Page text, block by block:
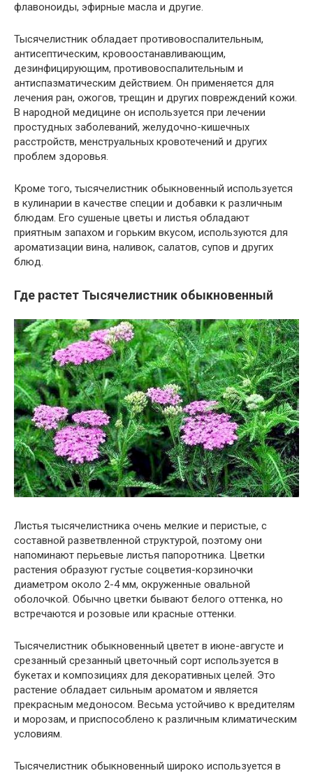
флавоноиды, эфирные масла и другие.
Тысячелистник обладает противовоспалительным,
антисептическим, кровоостанавливающим,
дезинфицирующим, противовоспалительным и
антиспазматическим действием. Он применяется для
лечения ран, ожогов, трещин и других повреждений кожи.
В народной медицине он используется при лечении
простудных заболеваний, желудочно-кишечных
расстройств, менструальных кровотечений и других
проблем здоровья.
Кроме того, тысячелистник обыкновенный используется
в кулинарии в качестве специи и добавки к различным
блюдам. Его сушеные цветы и листья обладают
приятным запахом и горьким вкусом, используются для
ароматизации вина, наливок, салатов, супов и других
блюд.
Где растет Тысячелистник обыкновенный
Листья тысячелистника очень мелкие и перистые, с
составной разветвленной структурой, поэтому они
напоминают перьевые листья папоротника. Цветки
растения образуют густые соцветия-корзиночки
диаметром около 2-4 мм, окруженные овальной
оболочкой. Обычно цветки бывают белого оттенка, но
встречаются и розовые или красные оттенки.
Тысячелистник обыкновенный цветет в июне-августе и
срезанный срезанный цветочный сорт используется в
букетах и композициях для декоративных целей. Это
растение обладает сильным ароматом и является
прекрасным медоносом. Весьма устойчиво к вредителям
и морозам, и приспособлено к различным климатическим
условиям.
Тысячелистник обыкновенный широко используется в